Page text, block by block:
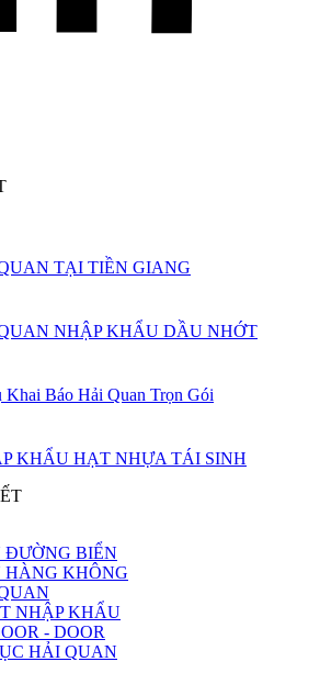
TẠI TIỀN GIANG
NHẬP KHẨU DẦU NHỚT
Báo Hải Quan Trọn Gói
KHẨU HẠT NHỰA TÁI SINH
BIỂN
KHÔNG
NHẬP KHẨU
- DOOR
HẢI QUAN